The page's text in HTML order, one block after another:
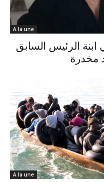
A la une
الرئيس السابق
مخدرة
A la une